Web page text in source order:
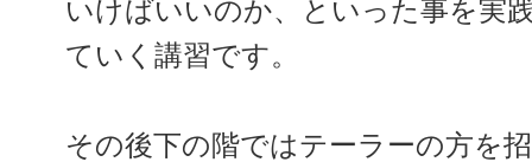
いけばいいのか、といった事を実
ていく講習です。
その後下の階ではテーラーの方を